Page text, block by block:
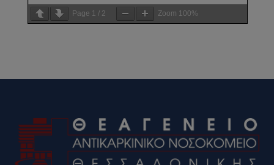
Page 1 / 2 Zoom 100%